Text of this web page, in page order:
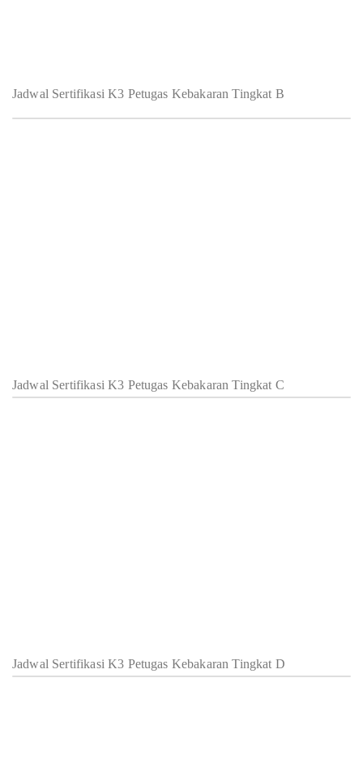
Jadwal Sertifikasi K3 Petugas Kebakaran Tingkat B
Jadwal Sertifikasi K3 Petugas Kebakaran Tingkat C
Jadwal Sertifikasi K3 Petugas Kebakaran Tingkat D